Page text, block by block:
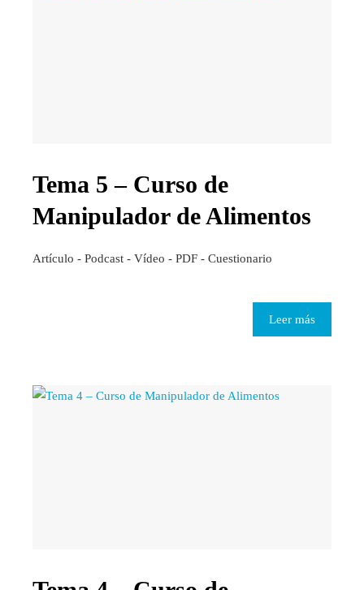
Tema 5 – Curso de
Manipulador de Alimentos
Artículo - Podcast - Vídeo - PDF - Cuestionario
Leer más